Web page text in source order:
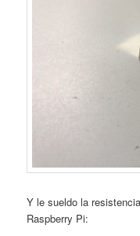
Y le sueldo la
Raspberry Pi: